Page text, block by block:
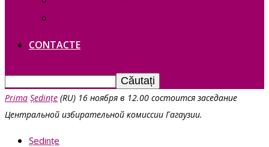
CONTACTE
Prima Ședințe (RU) 16 ноября в 12.00 состоится заседание
Центральной избирательной комиссии Гагаузии.
Ședințe